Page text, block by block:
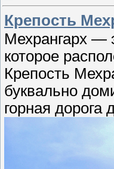
Крепость
Мехрангарх —
которое
Крепость
буквально
горная дорога